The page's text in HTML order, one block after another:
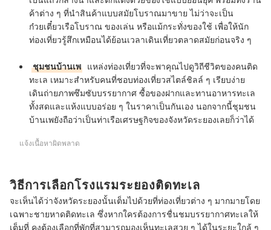
ค้าต่าง ๆ ที่นำสินค้าแบบสมัยโบราณมาขาย ไม่ว่าจะเป็น
ก๋วยเตี๋ยวเรือโบราณ ของเล่น หรือแม้กระทั่งของใช้ เพื่อให้นัก
ท่องเที่ยวรู้สึกเหมือนได้ย้อนเวลาเดินเที่ยวตลาดสมัยก่อนจริง ๆ
ชุมชนบ้านเพ
แหล่งท่องเที่ยวที่จะพาคุณไปดูวิถีชีวิตของคนติด
ทะเล เหมาะสำหรับคนที่ชอบท่องเที่ยวสไตล์ชิลล์ ๆ เรียบง่าย
เดินถ่ายภาพซึมซับบรรยากาศ ซื้อของฝากและทานอาหารทะเล
ทั้งสดและแห้งแบบอร่อย ๆ ในราคาเป็นกันเอง นอกจากนี้ชุมชน
บ้านเพยังถือว่าเป็นท่าเรือเศรษฐกิจของจังหวัดระยองเลยก็ว่าได้
แจ้งเนื้อหาผิดพลาด
วิธีการเลือกโรงแรมระยองติดทะเล
จะเห็นได้ว่าจังหวัดระยองนั้นเต็มไปด้วยที่ท่องเที่ยวต่าง ๆ มากมายโดย
เฉพาะชายหาดติดทะเล ซึ่งหากใครต้องการชื่นชมบรรยากาศทะเลให้
เต็มที่ คงต้องเลือกที่พักที่สามารถมองเห็นทะเลสวย ๆ ได้ในระยะใกล้ ๆ